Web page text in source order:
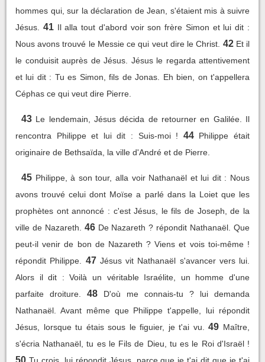
hommes qui, sur la déclaration de Jean, s'étaient mis à suivre
Jésus.
41 Il alla tout d'abord voir son frère Simon et lui dit :
Nous avons trouvé le Messie ce qui veut dire le Christ. 42 Et il
le conduisit auprès de Jésus. Jésus le regarda attentivement
et lui dit : Tu es Simon, fils de Jonas. Eh bien, on t'appellera
Céphas ce qui veut dire Pierre.
43 Le lendemain, Jésus décida de retourner en Galilée. Il
rencontra Philippe et lui dit : Suis-moi !
44 Philippe était
originaire de Bethsaïda, la ville d'André et de Pierre.
45 Philippe, à son tour, alla voir Nathanaël et lui dit : Nous
avons trouvé celui dont Moïse a parlé dans la Loiet que les
prophètes ont annoncé : c'est Jésus, le fils de Joseph, de la
ville de Nazareth.
46 De Nazareth ? répondit Nathanaël. Que
peut-il venir de bon de Nazareth ? Viens et vois toi-même !
répondit Philippe.
47 Jésus vit Nathanaël s'avancer vers lui.
Alors il dit : Voilà un véritable Israélite, un homme d'une
parfaite droiture.
48
D'où me connais-tu ? lui demanda
Nathanaël. Avant même que Philippe t'appelle, lui répondit
Jésus, lorsque tu étais sous le figuier, je t'ai vu.
49 Maître,
s'écria Nathanaël, tu es le Fils de Dieu, tu es le Roi d'Israël !
50